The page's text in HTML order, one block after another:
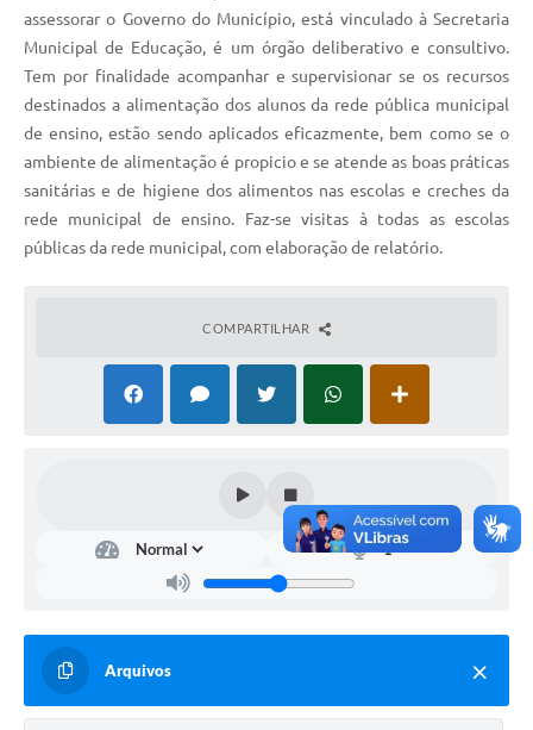
assessorar o Governo do Município, está vinculado à Secretaria
Municipal de Educação, é um órgão deliberativo e consultivo.
Tem por finalidade acompanhar e supervisionar se os recursos
destinados a alimentação dos alunos da rede pública municipal
de ensino, estão sendo aplicados eficazmente, bem como se o
ambiente de alimentação é propicio e se atende as boas práticas
sanitárias e de higiene dos alimentos nas escolas e creches da
rede municipal de ensino. Faz-se visitas à todas as escolas
públicas da rede municipal, com elaboração de relatório.
COMPARTILHAR
Arquivos